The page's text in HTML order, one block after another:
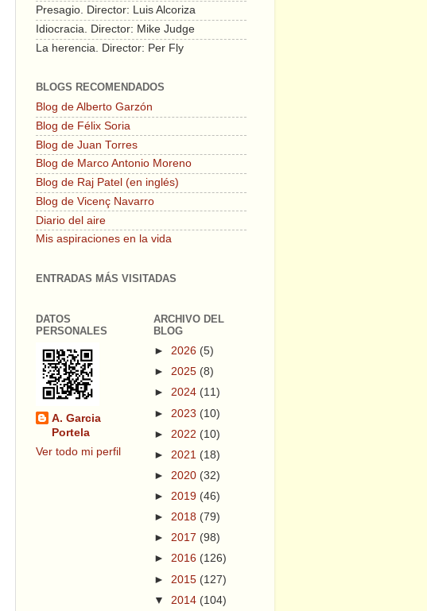
Presagio. Director: Luis Alcoriza
Idiocracia. Director: Mike Judge
La herencia. Director: Per Fly
BLOGS RECOMENDADOS
Blog de Alberto Garzón
Blog de Félix Soria
Blog de Juan Torres
Blog de Marco Antonio Moreno
Blog de Raj Patel (en inglés)
Blog de Vicenç Navarro
Diario del aire
Mis aspiraciones en la vida
ENTRADAS MÁS VISITADAS
DATOS
PERSONALES
A. Garcia
Portela
Ver todo mi perfil
ARCHIVO DEL
BLOG
► 2026 (5)
► 2025 (8)
► 2024 (11)
► 2023 (10)
► 2022 (10)
► 2021 (18)
► 2020 (32)
► 2019 (46)
► 2018 (79)
► 2017 (98)
► 2016 (126)
► 2015 (127)
▼ 2014 (104)